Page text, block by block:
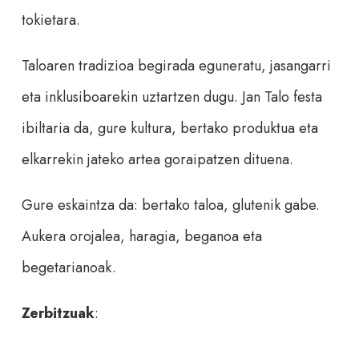
tokietara.
Taloaren tradizioa begirada eguneratu, jasangarri
eta inklusiboarekin uztartzen dugu. Jan Talo festa
ibiltaria da, gure kultura, bertako produktua eta
elkarrekin jateko artea goraipatzen dituena.
Gure eskaintza da: bertako taloa, glutenik gabe.
Aukera orojalea, haragia, beganoa eta
begetarianoak.
Zerbitzuak: